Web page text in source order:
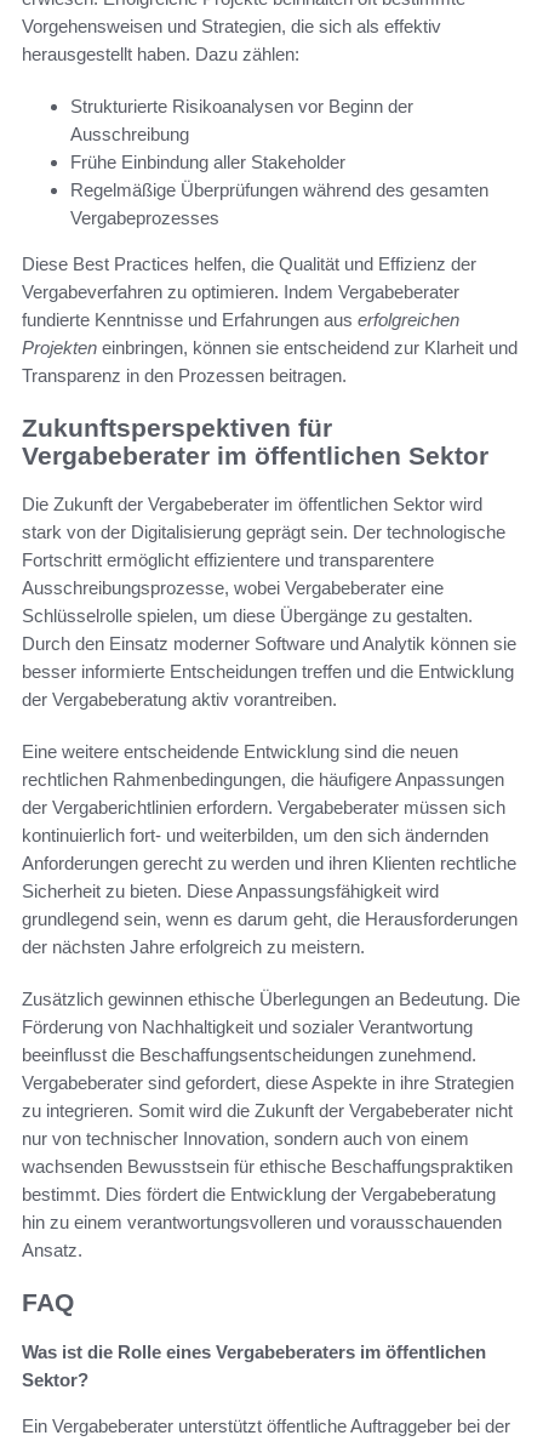
Vorgehensweisen und Strategien, die sich als effektiv
herausgestellt haben. Dazu zählen:
Strukturierte Risikoanalysen vor Beginn der
Ausschreibung
Frühe Einbindung aller Stakeholder
Regelmäßige Überprüfungen während des gesamten
Vergabeprozesses
Diese Best Practices helfen, die Qualität und Effizienz der
Vergabeverfahren zu optimieren. Indem Vergabeberater
fundierte Kenntnisse und Erfahrungen aus erfolgreichen
Projekten einbringen, können sie entscheidend zur Klarheit und
Transparenz in den Prozessen beitragen.
Zukunftsperspektiven für
Vergabeberater im öffentlichen Sektor
Die Zukunft der Vergabeberater im öffentlichen Sektor wird
stark von der Digitalisierung geprägt sein. Der technologische
Fortschritt ermöglicht effizientere und transparentere
Ausschreibungsprozesse, wobei Vergabeberater eine
Schlüsselrolle spielen, um diese Übergänge zu gestalten.
Durch den Einsatz moderner Software und Analytik können sie
besser informierte Entscheidungen treffen und die Entwicklung
der Vergabeberatung aktiv vorantreiben.
Eine weitere entscheidende Entwicklung sind die neuen
rechtlichen Rahmenbedingungen, die häufigere Anpassungen
der Vergaberichtlinien erfordern. Vergabeberater müssen sich
kontinuierlich fort- und weiterbilden, um den sich ändernden
Anforderungen gerecht zu werden und ihren Klienten rechtliche
Sicherheit zu bieten. Diese Anpassungsfähigkeit wird
grundlegend sein, wenn es darum geht, die Herausforderungen
der nächsten Jahre erfolgreich zu meistern.
Zusätzlich gewinnen ethische Überlegungen an Bedeutung. Die
Förderung von Nachhaltigkeit und sozialer Verantwortung
beeinflusst die Beschaffungsentscheidungen zunehmend.
Vergabeberater sind gefordert, diese Aspekte in ihre Strategien
zu integrieren. Somit wird die Zukunft der Vergabeberater nicht
nur von technischer Innovation, sondern auch von einem
wachsenden Bewusstsein für ethische Beschaffungspraktiken
bestimmt. Dies fördert die Entwicklung der Vergabeberatung
hin zu einem verantwortungsvolleren und vorausschauenden
Ansatz.
FAQ
Was ist die Rolle eines Vergabeberaters im öffentlichen
Sektor?
Ein Vergabeberater unterstützt öffentliche Auftraggeber bei der